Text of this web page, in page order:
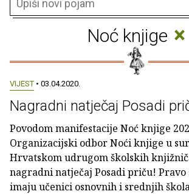
Noć knjige ×
VIJEST • 03.04.2020.
Nagradni natječaj Posadi
Povodom manifestacije Noć knjige
Organizacijski odbor Noći knjige u
Hrvatskom udrugom školskih
nagradni natječaj Posadi priču!
imaju učenici osnovnih i srednjih